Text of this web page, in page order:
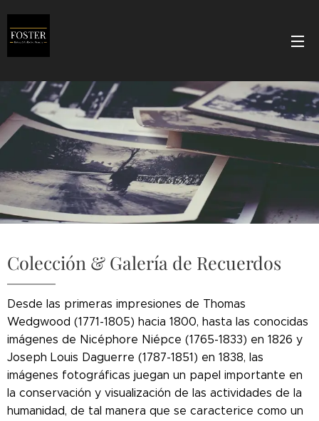
Colección & Galería de Recuerdos
Desde las primeras impresiones de Thomas
Wedgwood (1771-1805) hacia 1800, hasta las conocidas
imágenes de Nicéphore Niépce (1765-1833) en 1826 y
Joseph Louis Daguerre (1787-1851) en 1838, las
imágenes fotográficas juegan un papel importante en
la conservación y visualización de las actividades de la
humanidad, de tal manera que se caracterice como un